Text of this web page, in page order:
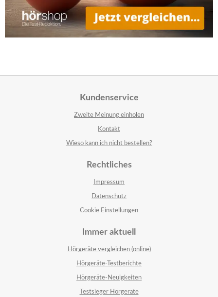
Kundenservice
Zweite Meinung einholen
Kontakt
Wieso kann ich nicht bestellen?
Rechtliches
Impressum
Datenschutz
Cookie Einstellungen
Immer aktuell
Hörgeräte vergleichen (online)
Hörgeräte-Testberichte
Hörgeräte-Neuigkeiten
Testsieger Hörgeräte